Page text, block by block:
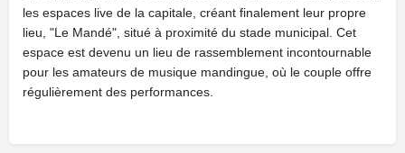
les espaces live de la capitale, créant finalement leur propre
lieu, "Le Mandé", situé à proximité du stade municipal. Cet
espace est devenu un lieu de rassemblement incontournable
pour les amateurs de musique mandingue, où le couple offre
régulièrement des performances.